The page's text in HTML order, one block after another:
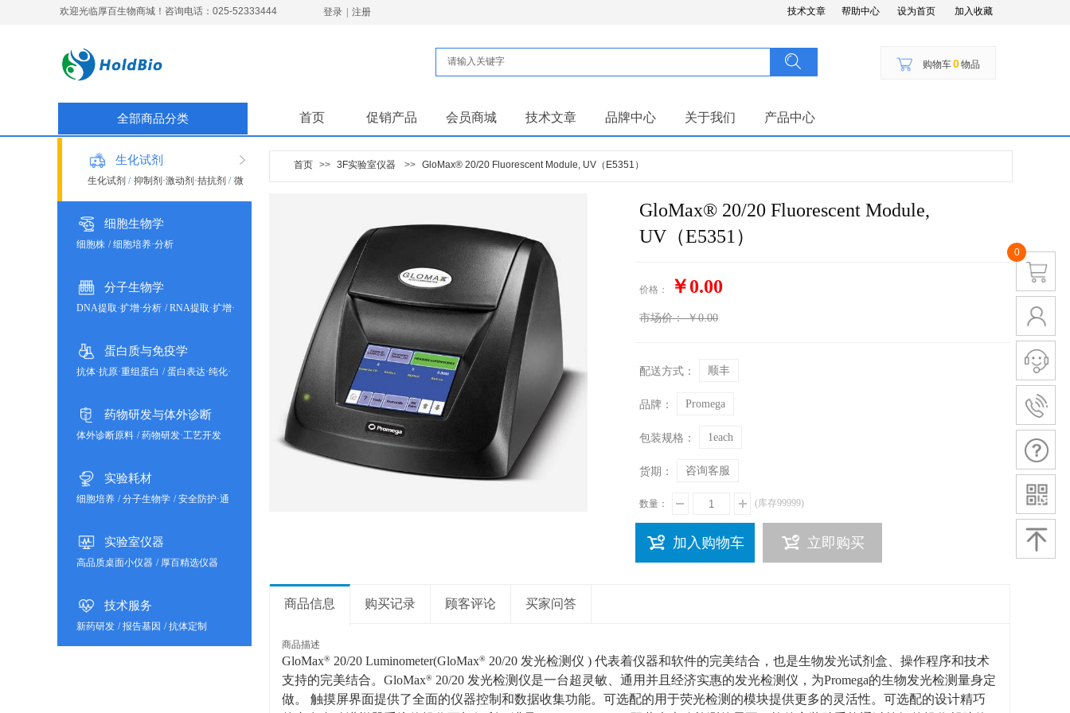
帮助中心 设为首页 加入收藏
技术文章
欢迎光临厚百生物商城！咨询电话：025-52333444 登录 注册
购物车0物品
按钮文本
搜索
全部商品分类 首页 促销产品 会员商城 技术文章 品牌中心 关于我们 产品中心
生化试剂
生化试剂 / 抑制剂·激动剂·拮抗剂 / 微
细胞生物学
细胞株 / 细胞培养·分析
分子生物学
DNA提取·扩增·分析 / RNA提取·扩增·
蛋白质与免疫学
抗体·抗原·重组蛋白 / 蛋白表达·纯化·
药物研发与体外诊断
体外诊断原料 / 药物研发·工艺开发
实验耗材
细胞培养 / 分子生物学 / 安全防护·通
实验室仪器
高品质桌面小仪器 / 厚百精选仪器
技术服务
新药研发 / 报告基因 / 抗体定制
首页 >> 3F实验室仪器 >> GloMax® 20/20 Fluorescent Module, UV（E5351）
GloMax® 20/20 Fluorescent Module,
UV（E5351）
价格： ￥0.00
市场价： ￥0.00
配送方式： 顺丰
品牌： Promega
包装规格： 1each
货期： 咨询客服
数量： (库存99999)
加入购物车 立即购买
商品信息 购买记录 顾客评论 买家问答
商品描述
GloMax® 20/20 Luminometer(GloMax® 20/20 发光检测仪 ) 代表着仪器和软件的完美结合，也是生物发光试剂盒、操作程序和技术
支持的完美结合。GloMax® 20/20 发光检测仪是一台超灵敏、通用并且经济实惠的发光检测仪，为Promega的生物发光检测量身定
做。 触摸屏界面提供了全面的仪器控制和数据收集功能。可选配的用于荧光检测的模块提供更多的灵活性。可选配的设计精巧
0